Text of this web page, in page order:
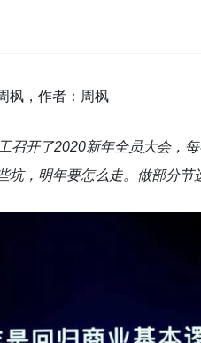
枫，作者：周枫
召开了2020新年全员大会，
坑，明年要怎么走。 做部分节